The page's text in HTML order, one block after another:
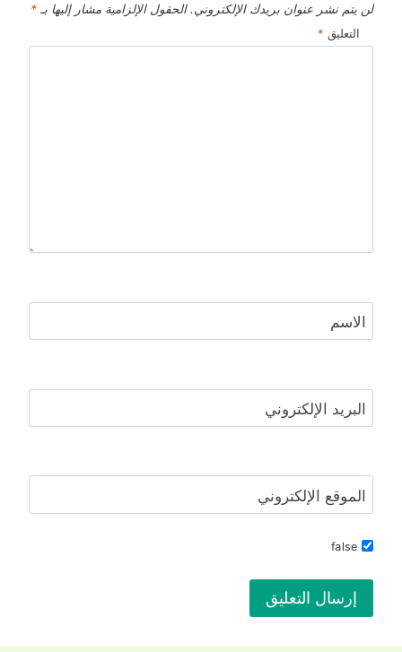
لن يتم نشر عنوان بريدك الإلكتروني. الحقول الإلزامية مشار إليها بـ *
التعليق *
الاسم
البريد الإلكتروني
الموقع الإلكتروني
false